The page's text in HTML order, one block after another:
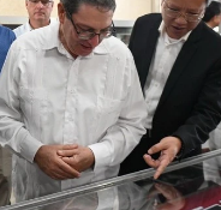
FOTOGRAFÍA
¿QUIÉNES SOMOS?
TIẾNG VIỆT